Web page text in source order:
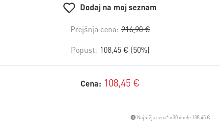
Dodaj na moj seznam
Prejšnja cena: 216,90 €
Popust: 108,45 € (50%)
Cena: 108,45 €
Najnižja cena* v 30 dneh: 108,45 €